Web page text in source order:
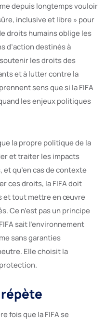
depuis longtemps vouloir
inclusive et libre » pour
droits humains oblige les
d’action destinés à
les droits des
et à lutter contre la
sens que si la FIFA
les enjeux politiques
la propre politique de la
et traiter les impacts
qu’en cas de contexte
ces droits, la FIFA doit
et tout mettre en œuvre
Ce n’est pas un principe
sait l’environnement
sans garanties
Elle choisit la
fois que la FIFA se